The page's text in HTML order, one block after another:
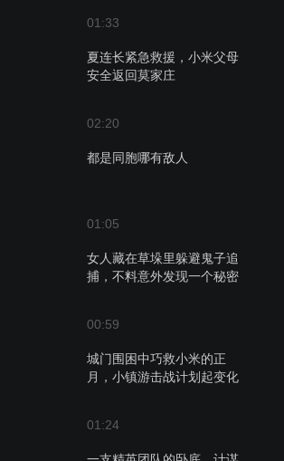
01:33
夏连长紧急救援，小米父母
安全返回莫家庄
02:20
都是同胞哪有敌人
01:05
女人藏在草垛里躲避鬼子追
捕，不料意外发现一个秘密
00:59
城门围困中巧救小米的正
月，小镇游击战计划起变化
01:24